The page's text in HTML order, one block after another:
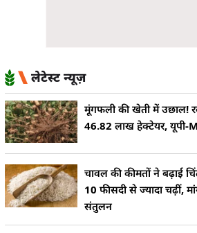
लेटेस्ट न्यूज़
मूंगफली की खेती में उछाल!
46.82 लाख हेक्टेयर, यूपी-
चावल की कीमतों ने बढ़ाई
10 फीसदी से ज्यादा चढ़ीं,
संतुलन